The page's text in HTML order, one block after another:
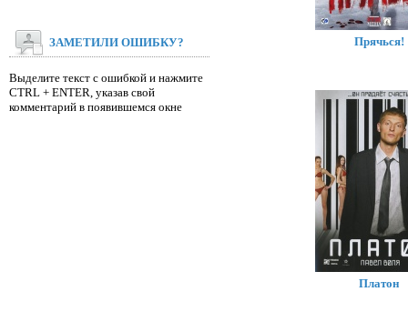
Прячься!
Платон
ЗАМЕТИЛИ ОШИБКУ?
Выделите текст с ошибкой и нажмите
CTRL + ENTER, указав свой
комментарий в появившемся окне